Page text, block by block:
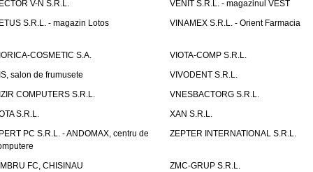
V-N S.R.L.
VENIT S.R.L. - magazinul VEST
S.R.L. - magazin Lotos
VINAMEX S.R.L. - Orient Farmacia
COSMETIC S.A.
VIOTA-COMP S.R.L.
salon de frumusete
VIVODENT S.R.L.
COMPUTERS S.R.L.
VNESBACTORG S.R.L.
S.R.L.
XAN S.R.L.
PC S.R.L. - ANDOMAX, centru de
ZEPTER INTERNATIONAL S.R.L.
FC, CHISINAU
ZMC-GRUP S.R.L.